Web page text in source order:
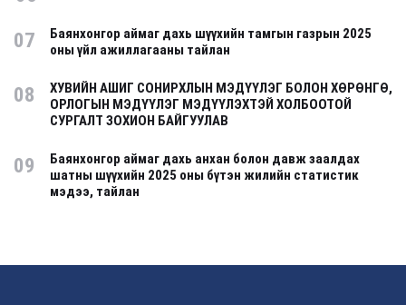
07
Баянхонгор аймаг дахь шүүхийн тамгын газрын 2025
оны үйл ажиллагааны тайлан
08
ХУВИЙН АШИГ СОНИРХЛЫН МЭДҮҮЛЭГ БОЛОН ХӨРӨНГӨ,
ОРЛОГЫН МЭДҮҮЛЭГ МЭДҮҮЛЭХТЭЙ ХОЛБООТОЙ
СУРГАЛТ ЗОХИОН БАЙГУУЛАВ
09
Баянхонгор аймаг дахь анхан болон давж заалдах
шатны шүүхийн 2025 оны бүтэн жилийн статистик
мэдээ, тайлан